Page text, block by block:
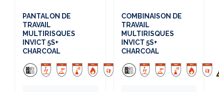
PANTALON DE
TRAVAIL
MULTIRISQUES
INVICT 5S+
CHARCOAL
COMBINAISON DE
TRAVAIL
MULTIRISQUES
INVICT 5S+
CHARCOAL